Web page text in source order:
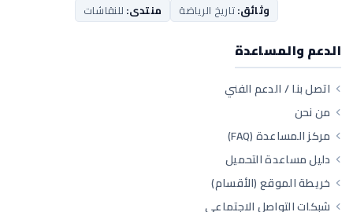
وثائق:تاريخ الرياضة منتدى: للنقاشات
الدعم والمساعدة
اتصل بنا / الدعم الفني
من نحن
مركز المساعدة (FAQ)
دليل مساعدة التحميل
خريطة الموقع (الأقسام)
شبكات التواصل الاجتماعي